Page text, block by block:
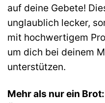
auf deine Gebete!
unglaublich lecker,
mit hochwertigem
um dich bei deinem
unterstützen.
Mehr als nur ein